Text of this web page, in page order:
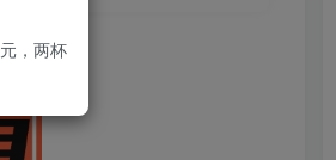
元，两杯